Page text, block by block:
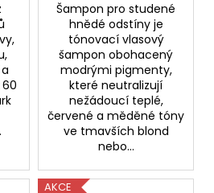
Šampon pro studené
hnědé odstíny je
tónovací vlasový
šampon obohacený
modrými pigmenty,
které neutralizují
nežádoucí teplé,
červené a měděné tóny
ve tmavších blond
nebo...
AKCE